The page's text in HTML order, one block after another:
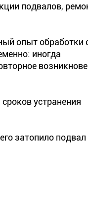
подвалов,
опыт обработки
иногда
устранения
затопило подвал